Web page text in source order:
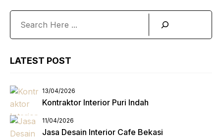
Search
LATEST POST
13/04/2026
Kontraktor Interior Puri Indah
11/04/2026
Jasa Desain Interior Cafe Bekasi